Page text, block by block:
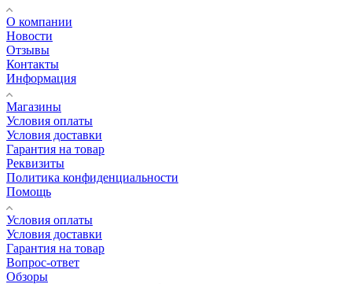
О компании
Новости
Отзывы
Контакты
Информация
Магазины
Условия оплаты
Условия доставки
Гарантия на товар
Реквизиты
Политика конфиденциальности
Помощь
Условия оплаты
Условия доставки
Гарантия на товар
Вопрос-ответ
Обзоры